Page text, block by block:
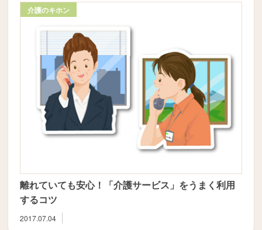
介護のキホン
離れていても安心！「介護サービス」をうまく利用
するコツ
2017.07.04